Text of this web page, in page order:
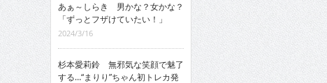
あぁ～しらき 男かな？女かな？
「ずっとフザけていたい！」
2024/3/16
杉本愛莉鈴 無邪気な笑顔で魅了
する…“まりり”ちゃん初トレカ発